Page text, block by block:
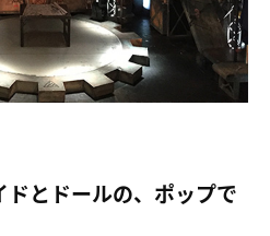
とドールの、ポップで